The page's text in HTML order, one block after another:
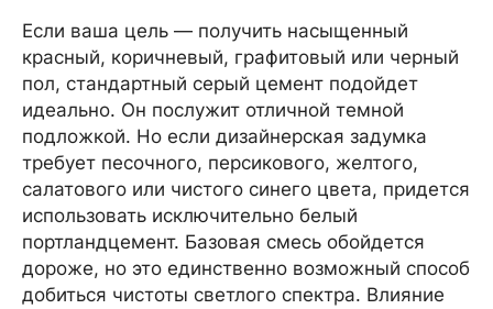
Если ваша цель — получить насыщенный
красный, коричневый, графитовый или черный
пол, стандартный серый цемент подойдет
идеально. Он послужит отличной темной
подложкой. Но если дизайнерская задумка
требует песочного, персикового, желтого,
салатового или чистого синего цвета, придется
использовать исключительно белый
портландцемент. Базовая смесь обойдется
дороже, но это единственно возможный способ
добиться чистоты светлого спектра. Влияние